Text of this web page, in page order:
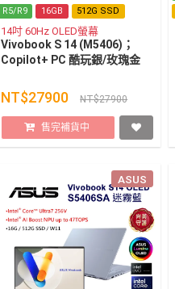
R5/R9 16GB 512G SSD
14吋 60Hz OLED螢幕
Vivobook S 14 (M5406)；
Copilot+ PC 酷玩銀/玫瑰金
NT$27900 NT$27900
售完補貨中
ASUS